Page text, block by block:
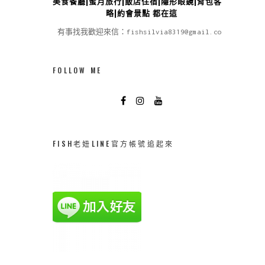
略|約會景點 都在這
有事找我歡迎來信：fishsilvia8319@gmail.com
FOLLOW ME
FISH老妞LINE官方帳號追起來